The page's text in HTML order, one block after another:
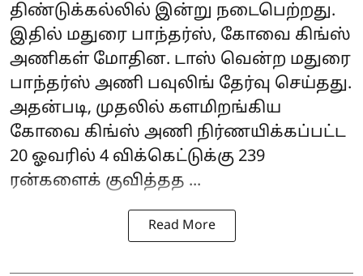
திண்டுக்கல்லில் இன்று நடைபெற்றது.
இதில் மதுரை பாந்தர்ஸ், கோவை கிங்ஸ்
அணிகள் மோதின. டாஸ் வென்ற மதுரை
பாந்தர்ஸ் அணி பவுலிங் தேர்வு செய்தது.
அதன்படி, முதலில் களமிறங்கிய
கோவை கிங்ஸ் அணி நிர்ணயிக்கப்பட்ட
20 ஓவரில் 4 விக்கெட்டுக்கு 239
ரன்களைக் குவித்தத ...
Read More